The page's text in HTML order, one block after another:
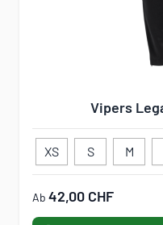
Vipers
XS S M
Ab 42,00 CHF